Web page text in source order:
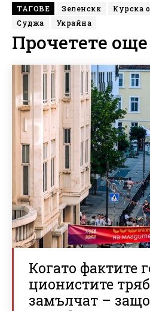
ТАГОВЕ Зеленскк Курска
Суджа
Украйна
Прочетете още
Когато фактите
ционистите
замълчат –